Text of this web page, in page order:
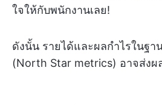
ใจให้กับพนักงานเลย!
ดังนั้น รายได้และผลกำไรในฐา
(North Star metrics) อาจส่งผ